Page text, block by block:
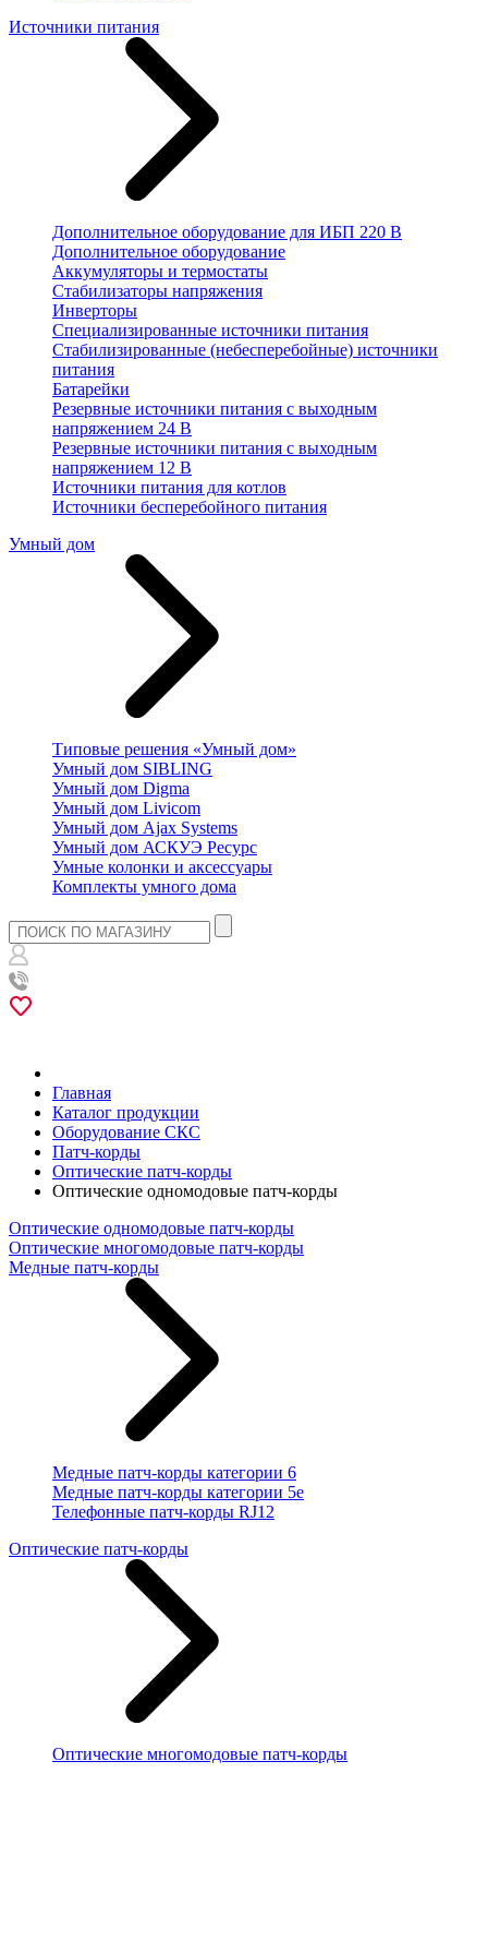
Источники питания
Дополнительное оборудование для ИБП 220 В
Дополнительное оборудование
Аккумуляторы и термостаты
Стабилизаторы напряжения
Инверторы
Специализированные источники питания
Стабилизированные (небесперебойные) источники
питания
Батарейки
Резервные источники питания с выходным
напряжением 24 В
Резервные источники питания с выходным
напряжением 12 В
Источники питания для котлов
Источники бесперебойного питания
Умный дом
Типовые решения «Умный дом»
Умный дом SIBLING
Умный дом Digma
Умный дом Livicom
Умный дом Ajax Systems
Умный дом АСКУЭ Ресурс
Умные колонки и аксессуары
Комплекты умного дома
Главная
Каталог продукции
Оборудование СКС
Патч-корды
Оптические патч-корды
Оптические одномодовые патч-корды
Оптические одномодовые патч-корды
Оптические многомодовые патч-корды
Медные патч-корды
Медные патч-корды категории 6
Медные патч-корды категории 5e
Телефонные патч-корды RJ12
Оптические патч-корды
Оптические многомодовые патч-корды